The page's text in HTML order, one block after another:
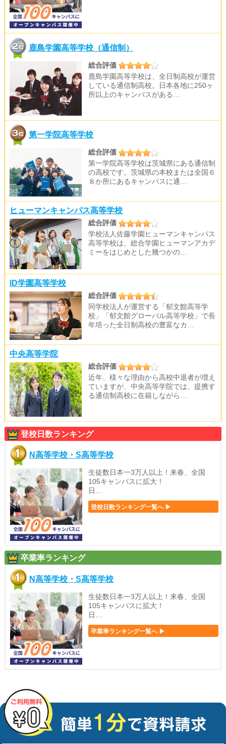
鹿島学園高等学校（通信制）
総合評価
鹿島学園高等学校は、全日制高校が運営
している通信制高校。日本各地に250ヶ
所以上のキャンパスがある…
第一学院高等学校
総合評価
第一学院高等学校は茨城県にある通信制
の高校です。茨城県の本校または全国６
８か所にあるキャンパスに通…
ヒューマンキャンパス高等学校
総合評価
学校法人佐藤学園ヒューマンキャンパス
高等学校は、総合学園ヒューマンアカデ
ミーをはじめとした幾つかの…
ID学園高等学校
総合評価
同学校法人が運営する「郁文館高等学
校」「郁文館グローバル高等学校」で長
年培った全日制高校の豊富なカ…
中央高等学院
総合評価
近年、様々な理由から高校中退者が増え
ていますが、中央高等学院では、提携す
る通信制高校に在籍しながら…
登校日数ランキング
N高等学校・S高等学校
生徒数日本一3万人以上！来春、全国
105キャンパスに拡大！
日…
登校日数ランキング一覧へ ▶
卒業率ランキング
N高等学校・S高等学校
生徒数日本一3万人以上！来春、全国
105キャンパスに拡大！
日…
卒業率ランキング一覧へ ▶